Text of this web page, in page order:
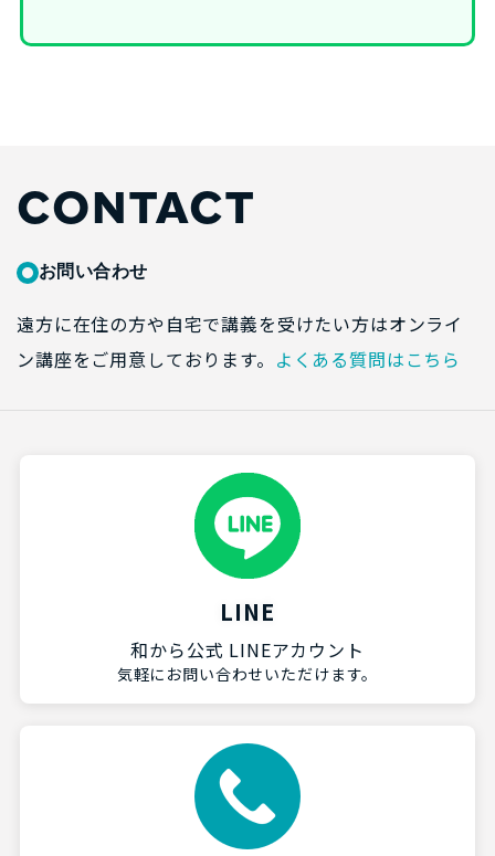
CONTACT
お問い合わせ
遠方に在住の方や自宅で講義を受けたい方はオンライ
ン講座をご用意しております。 よくある質問はこちら
LINE
和から公式 LINEアカウント
気軽にお問い合わせいただけます。